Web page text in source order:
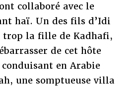
collaboré avec le
haï. Un des fils d’Idi
trop la fille de Kadhafi,
de cet hôte
en Arabie
une somptueuse villa